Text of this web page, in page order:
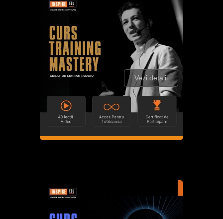
Vezi detalii